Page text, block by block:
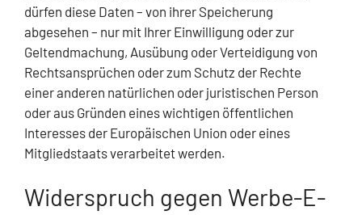
dürfen diese Daten – von ihrer Speicherung
abgesehen – nur mit Ihrer Einwilligung oder zur
Geltendmachung, Ausübung oder Verteidigung von
Rechtsansprüchen oder zum Schutz der Rechte
einer anderen natürlichen oder juristischen Person
oder aus Gründen eines wichtigen öffentlichen
Interesses der Europäischen Union oder eines
Mitgliedstaats verarbeitet werden.
Widerspruch gegen Werbe-E-